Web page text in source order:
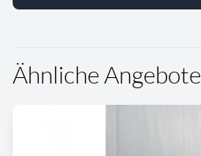
Ähnliche Angebote